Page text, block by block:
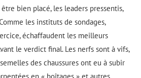
bien placé, les leaders pressentis,
les instituts de sondages,
échaffaudent les meilleurs
le verdict final. Les nerfs sont à vifs,
des chaussures ont eu à subir